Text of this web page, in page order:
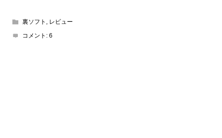
裏ソフト , レビュー
コメント: 6